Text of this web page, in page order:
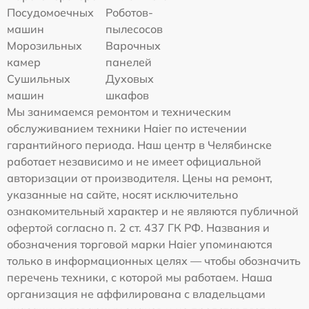
Посудомоечных
машин
Роботов-
пылесосов
Морозильных
камер
Варочных
панелей
Сушильных
машин
Духовых
шкафов
Мы занимаемся ремонтом и техническим
обслуживанием техники Haier по истечении
гарантийного периода. Наш центр в Челябинске
работает независимо и не имеет официальной
авторизации от производителя. Цены на ремонт,
указанные на сайте, носят исключительно
ознакомительный характер и не являются публичной
офертой согласно п. 2 ст. 437 ГК РФ. Названия и
обозначения торговой марки Haier упоминаются
только в информационных целях — чтобы обозначить
перечень техники, с которой мы работаем. Наша
организация не аффилирована с владельцами